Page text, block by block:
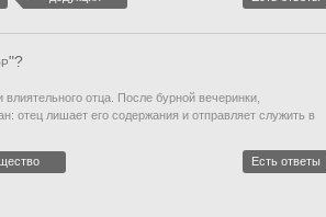
отца. После бурной вечеринки,
отец лишает его содержания и отправляет служить в
Есть ответы